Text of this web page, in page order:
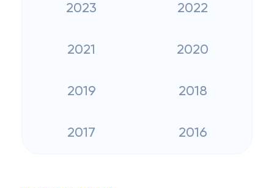
2023 2022
2021 2020
2019 2018
2017 2016